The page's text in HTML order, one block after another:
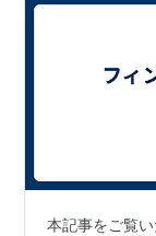
本記事をご覧